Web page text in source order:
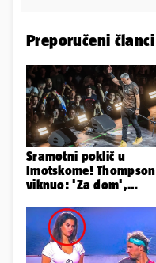
Preporučeni članci
Sramotni poklič u
Imotskome! Thompson
viknuo: 'Za dom',
'Spremni'